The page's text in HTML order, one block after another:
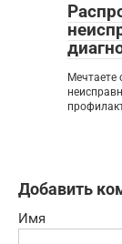
Мечтаете
Добавить
Имя